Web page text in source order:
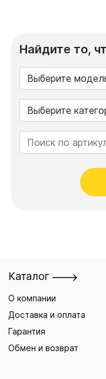
Найдите то,
Каталог
О компании
Доставка и оплата
Гарантия
Обмен и возврат